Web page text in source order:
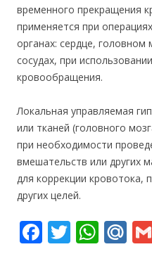
временного прекращения
применяется при
органах: сердце, головном
сосудах, при
кровообращения.
Локальная управляемая
или тканей (головного
при необходимости
вмешательств или других
для коррекции кровотока,
других целей.
F T W M